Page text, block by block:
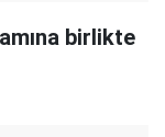
birlikte